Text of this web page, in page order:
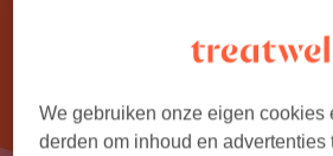
We gebruiken onze eigen cookies
derden om inhoud en advertenties